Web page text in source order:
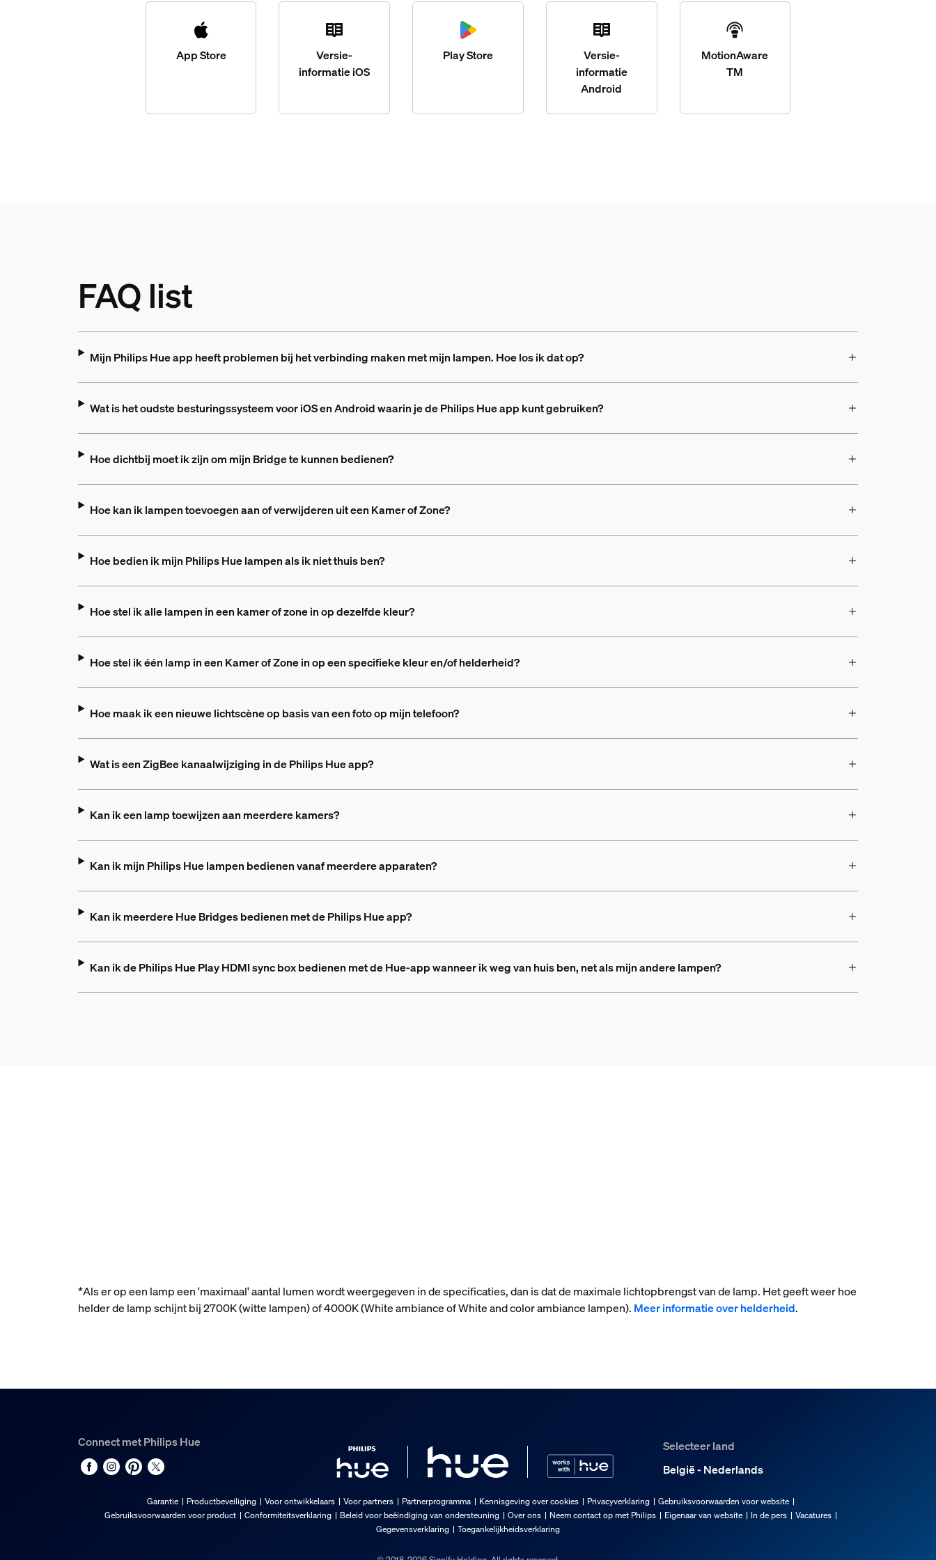
App Store
Versie-
informatie iOS
Play Store
Versie-
informatie
Android
MotionAware
TM
FAQ list
Mijn Philips Hue app heeft problemen bij het verbinding maken met mijn lampen. Hoe los ik dat op?
Wat is het oudste besturingssysteem voor iOS en Android waarin je de Philips Hue app kunt gebruiken?
Hoe dichtbij moet ik zijn om mijn Bridge te kunnen bedienen?
Hoe kan ik lampen toevoegen aan of verwijderen uit een Kamer of Zone?
Hoe bedien ik mijn Philips Hue lampen als ik niet thuis ben?
Hoe stel ik alle lampen in een kamer of zone in op dezelfde kleur?
Hoe stel ik één lamp in een Kamer of Zone in op een specifieke kleur en/of helderheid?
Hoe maak ik een nieuwe lichtscène op basis van een foto op mijn telefoon?
Wat is een ZigBee kanaalwijziging in de Philips Hue app?
Kan ik een lamp toewijzen aan meerdere kamers?
Kan ik mijn Philips Hue lampen bedienen vanaf meerdere apparaten?
Kan ik meerdere Hue Bridges bedienen met de Philips Hue app?
Kan ik de Philips Hue Play HDMI sync box bedienen met de Hue-app wanneer ik weg van huis ben, net als mijn andere lampen?
*Als er op een lamp een 'maximaal' aantal lumen wordt weergegeven in de specificaties, dan is dat de maximale lichtopbrengst van de lamp. Het geeft weer hoe
helder de lamp schijnt bij 2700K (witte lampen) of 4000K (White ambiance of White and color ambiance lampen). Meer informatie over helderheid.
Connect met Philips Hue
Selecteer land
België - Nederlands
Garantie Productbeveiliging Voor ontwikkelaars Voor partners Partnerprogramma Kennisgeving over cookies Privacyverklaring
Gebruiksvoorwaarden voor website
Gebruiksvoorwaarden voor product
Conformiteitsverklaring Beleid voor beëindiging van ondersteuning Over ons Neem contact op met Philips Eigenaar van website In de pers
Vacatures
Gegevensverklaring
Toegankelijkheidsverklaring